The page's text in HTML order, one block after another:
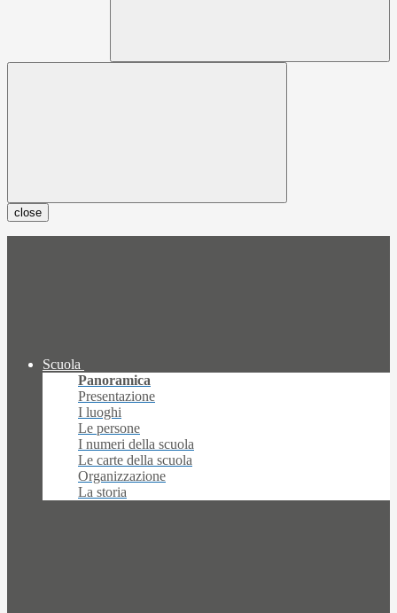
close
Scuola
Panoramica
Presentazione
I luoghi
Le persone
I numeri della scuola
Le carte della scuola
Organizzazione
La storia